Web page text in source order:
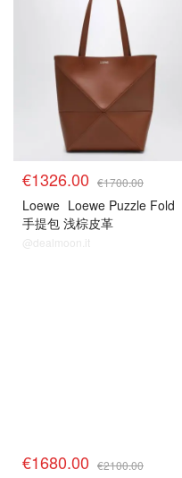
€1326.00 €1700.00
Loewe Loewe Puzzle Fold
手提包 浅棕皮革
@dealmoon.it
€1680.00 €2100.00